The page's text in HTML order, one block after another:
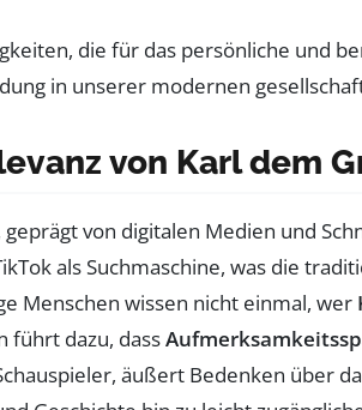
von Karl dem
von digitalen Medien und
als Suchmaschine, was die
Menschen wissen nicht einmal, wer
führt dazu, dass
äußert Bedenken über